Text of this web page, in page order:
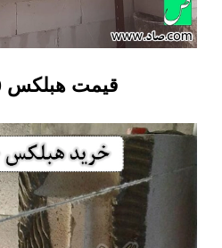
قیمت هبلکس 10 سانتی